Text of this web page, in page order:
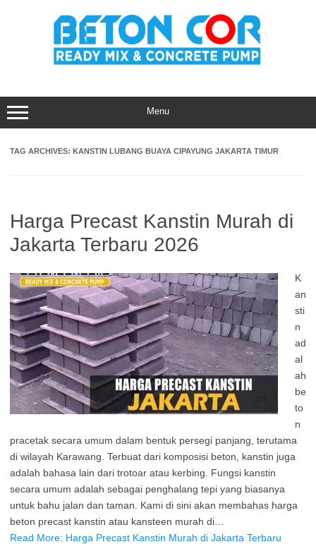
Menu
TAG ARCHIVES: KANSTIN LUBANG BUAYA CIPAYUNG JAKARTA TIMUR
Harga Precast Kanstin Murah di
Jakarta Terbaru 2026
K
an
sti
n
ad
al
ah
be
to
n
pracetak secara umum dalam bentuk persegi panjang, terutama
di wilayah Karawang. Terbuat dari komposisi beton, kanstin juga
adalah bahasa lain dari trotoar atau kerbing. Fungsi kanstin
secara umum adalah sebagai penghalang tepi yang biasanya
untuk bahu jalan dan taman. Kami di sini akan membahas harga
beton precast kanstin atau kansteen murah di…
Read More: Harga Precast Kanstin Murah di Jakarta Terbaru